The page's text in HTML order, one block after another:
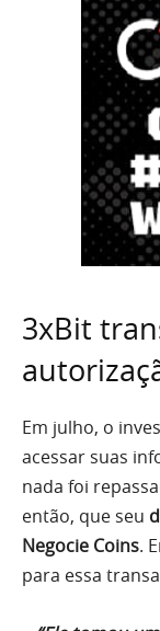
3xBit
Em julho, o
acessar suas
nada foi
então, que seu
Negocie Coins.
para essa